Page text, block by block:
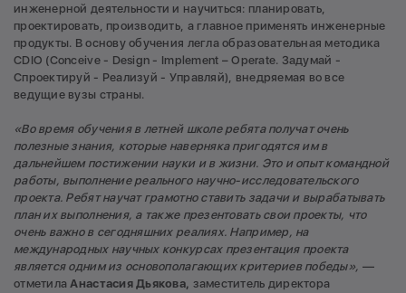
инженерной деятельности и научиться: планировать,
проектировать, производить, а главное применять инженерные
продукты. В основу обучения легла образовательная методика
CDIO (Conceive - Design - Implement – Operate. Задумай -
Спроектируй - Реализуй - Управляй), внедряемая во все
ведущие вузы страны.
«Во время обучения в летней школе ребята получат очень
полезные знания, которые наверняка пригодятся им в
дальнейшем постижении науки и в жизни. Это и опыт командной
работы, выполнение реального научно-исследовательского
проекта. Ребят научат грамотно ставить задачи и вырабатывать
план их выполнения, а также презентовать свои проекты, что
очень важно в сегодняшних реалиях. Например, на
международных научных конкурсах презентация проекта
является одним из основополагающих критериев победы», —
отметилаАнастасия Дьякова, заместитель директора